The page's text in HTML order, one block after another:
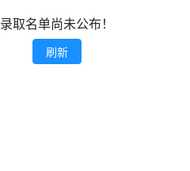
录取名单尚未公布！
刷新